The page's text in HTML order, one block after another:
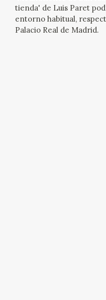
TIENDA
tienda' de Luis Paret
entorno habitual,
Palacio Real de Madrid.